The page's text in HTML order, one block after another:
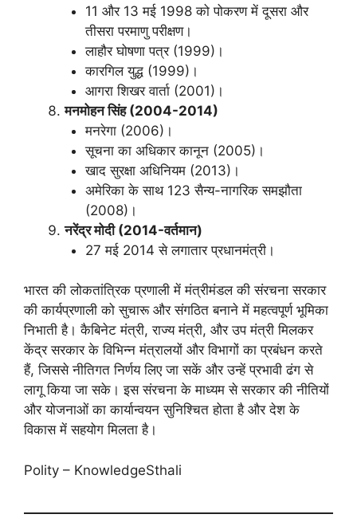
11 और 13 मई 1998 को पोकरण में दूसरा और
तीसरा परमाणु परीक्षण।
लाहौर घोषणा पत्र (1999)।
कारगिल युद्ध (1999)।
आगरा शिखर वार्ता (2001)।
मनमोहन सिंह (2004-2014)
मनरेगा (2006)।
सूचना का अधिकार कानून (2005)।
खाद सुरक्षा अधिनियम (2013)।
अमेरिका के साथ 123 सैन्य-नागरिक समझौता
(2008)।
नरेंद्र मोदी (2014-वर्तमान)
27 मई 2014 से लगातार प्रधानमंत्री।
भारत की लोकतांत्रिक प्रणाली में मंत्रीमंडल की संरचना सरकार
की कार्यप्रणाली को सुचारू और संगठित बनाने में महत्वपूर्ण भूमिका
निभाती है। कैबिनेट मंत्री, राज्य मंत्री, और उप मंत्री मिलकर
केंद्र सरकार के विभिन्न मंत्रालयों और विभागों का प्रबंधन करते
हैं, जिससे नीतिगत निर्णय लिए जा सकें और उन्हें प्रभावी ढंग से
लागू किया जा सके। इस संरचना के माध्यम से सरकार की नीतियों
और योजनाओं का कार्यान्वयन सुनिश्चित होता है और देश के
विकास में सहयोग मिलता है।
Polity – KnowledgeSthali